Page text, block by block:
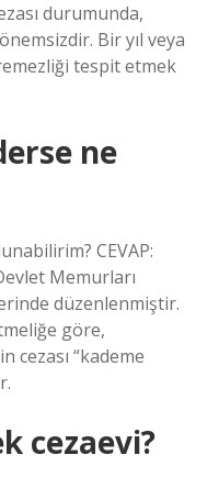
durumunda,
Bir yıl veya
tespit etmek
ne
CEVAP:
Memurları
düzenlenmiştir.
göre,
cezası “kademe
cezaevi?